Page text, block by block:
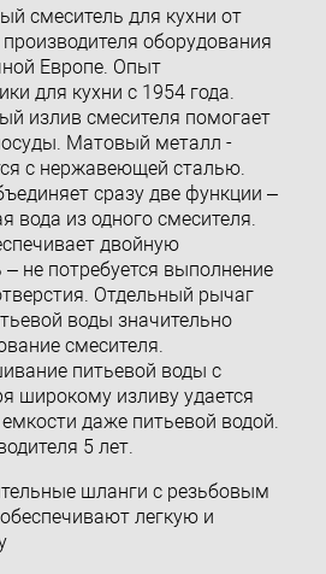
смеситель для кухни от
оборудования
Европе. Опыт
для кухни с 1954 года.
излив смесителя помогает
Матовый металл -
с нержавеющей сталью.
сразу две функции –
вода из одного смесителя.
двойную
не потребуется выполнение
Отдельный рычаг
воды значительно
смесителя.
питьевой воды с
широкому изливу удается
даже питьевой водой.
5 лет.
шланги с резьбовым
легкую и